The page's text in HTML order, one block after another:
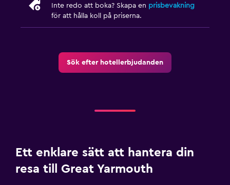
Flat-screen TV
Delat lounge/TV-område
Extra långa sängar (> 2 meter)
Uttag nära sängen
Inte redo att boka? Skapa en prisbevakning
för att hålla koll på priserna.
Sök efter hotellerbjudanden
Ett enklare sätt att hantera din
resa till Great Yarmouth